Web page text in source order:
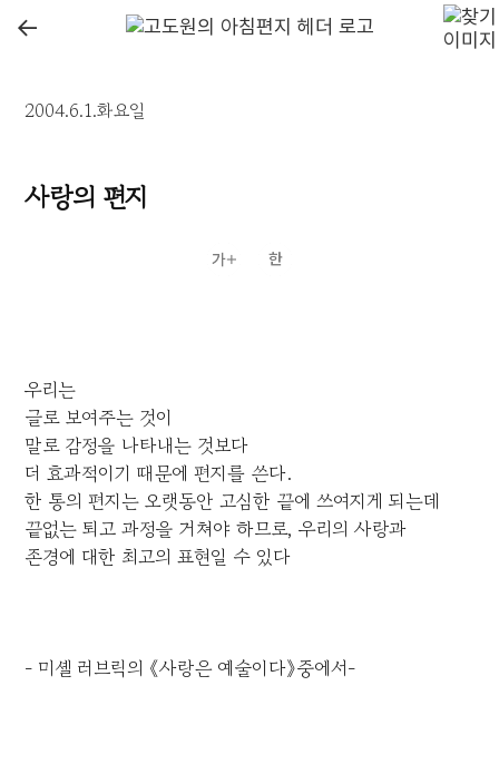
←
2004.6.1.화요일
사랑의 편지
우리는
글로 보여주는 것이
말로 감정을 나타내는 것보다
더 효과적이기 때문에 편지를 쓴다.
한 통의 편지는 오랫동안 고심한 끝에 쓰여지게 되는데
끝없는 퇴고 과정을 거쳐야 하므로, 우리의 사랑과
존경에 대한 최고의 표현일 수 있다
- 미셸 러브릭의 《사랑은 예술이다》중에서-